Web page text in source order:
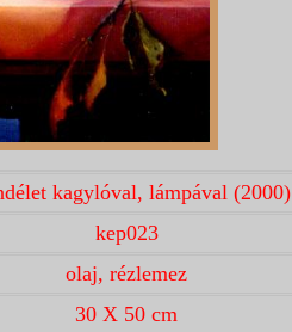
kagylóval, lámpával (2000)
kep023
olaj, rézlemez
30 X 50 cm